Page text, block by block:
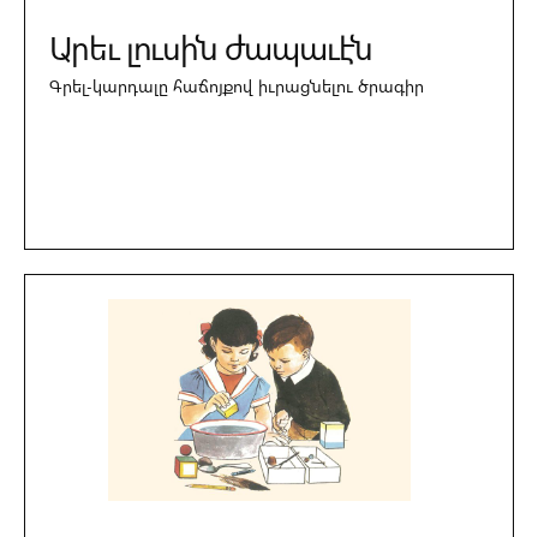
Արեւ լուսին ժապաւէն
Գրել-կարդալը հաճոյքով իւրացնելու ծրագիր